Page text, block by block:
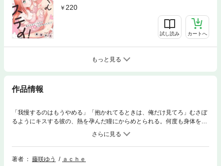
220
試し読み カートへ
もっと見る
作品情報
「我慢するのはもうやめる」「抱かれてるときは、俺だけ見てろ」むさぼ
るようにキスする彼の、熱を孕んだ瞳にからめとられる。何度も身体を重
ねてるのにどうして、壊れちゃったみたいにアソコが疼いてとまらな
い…。――大学2年生の燈果〈とうか〉と蒼〈あお〉は高校からの腐れ
縁。周囲からニコイチ認定されるくらい仲よしだけど、実はセフレだなん
て誰にも言えない！彼の兄・ひろにぃに失恋した日から、慰めてもらう口
著者 藤咲ゆう
ａｃｈｅ